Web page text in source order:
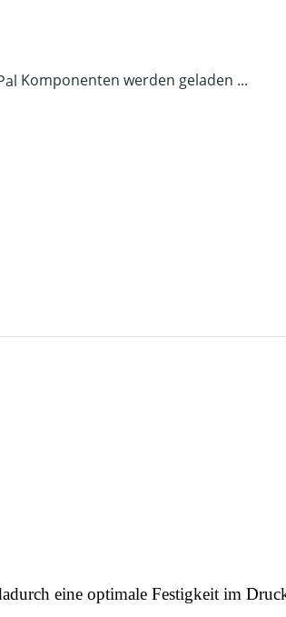
Komponenten werden geladen ...
eine optimale Festigkeit im